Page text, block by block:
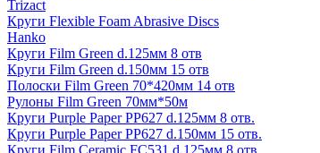
Trizact
Круги Flexible Foam Abrasive Discs
Hanko
Круги Film Green d.125мм 8 отв
Круги Film Green d.150мм 15 отв
Полоски Film Green 70*420мм 14 отв
Рулоны Film Green 70мм*50м
Круги Purple Paper PP627 d.125мм 8 отв.
Круги Purple Paper PP627 d.150мм 15 отв.
Круги Film Ceramic FC531 d.125мм 8 отв